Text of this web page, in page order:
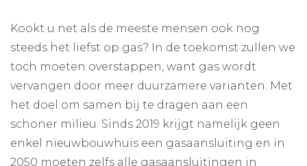
Kookt u net als de meeste mensen ook nog
steeds het liefst op gas? In de toekomst zullen we
toch moeten overstappen, want gas wordt
vervangen door meer duurzamere varianten. Met
het doel om samen bij te dragen aan een
schoner milieu. Sinds 2019 krijgt namelijk geen
enkel nieuwbouwhuis een gasaansluiting en in
2050 moeten zelfs alle gasaansluitingen in